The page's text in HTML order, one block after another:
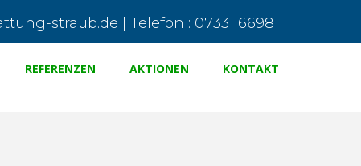
straub.de | Telefon : 07331 66981
REFERENZEN AKTIONEN KONTAKT